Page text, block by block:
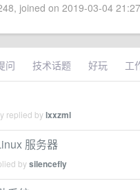
joined on 2019-03-04
问 技术话题 好玩 工
replied bylxxzml
服务器
bysilencefly